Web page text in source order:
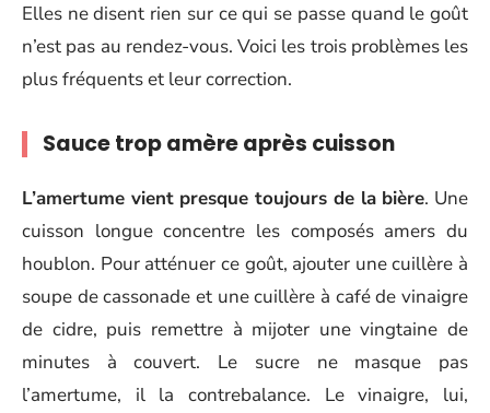
Elles ne disent rien sur ce qui se passe quand le goût
n’est pas au rendez-vous. Voici les trois problèmes les
plus fréquents et leur correction.
Sauce trop amère après cuisson
L’amertume vient presque toujours de la bière. Une
cuisson longue concentre les composés amers du
houblon. Pour atténuer ce goût, ajouter une cuillère à
soupe de cassonade et une cuillère à café de vinaigre
de cidre, puis remettre à mijoter une vingtaine de
minutes à couvert. Le sucre ne masque pas
l’amertume, il la contrebalance. Le vinaigre, lui,